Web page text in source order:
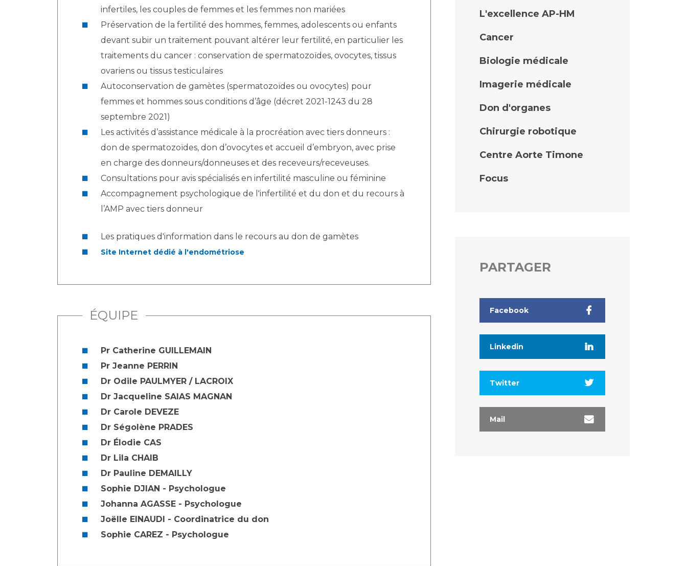
infertiles, les couples de femmes et les femmes non mariées
Préservation de la fertilité des hommes, femmes, adolescents ou enfants
devant subir un traitement pouvant altérer leur fertilité, en particulier les
traitements du cancer : conservation de spermatozoïdes, ovocytes, tissus
ovariens ou tissus testiculaires
Autoconservation de gamètes (spermatozoïdes ou ovocytes) pour
femmes et hommes sous conditions d’âge (décret 2021-1243 du 28
septembre 2021)
Les activités d’assistance médicale à la procréation avec tiers donneurs :
don de spermatozoïdes, don d’ovocytes et accueil d’embryon, avec prise
en charge des donneurs/donneuses et des receveurs/receveuses.
Consultations pour avis spécialisés en infertilité masculine ou féminine
Accompagnement psychologique de l'infertilité et du don et du recours à
l’AMP avec tiers donneur
Les pratiques d'information dans le recours au don de gamètes
Site Internet dédié à l'endométriose
ÉQUIPE
Pr Catherine GUILLEMAIN
Pr Jeanne PERRIN
Dr Odile PAULMYER / LACROIX
Dr Jacqueline SAIAS MAGNAN
Dr Carole DEVEZE
Dr Ségolène PRADES
Dr Élodie CAS
Dr Lila CHAIB
Dr Pauline DEMAILLY
Sophie DJIAN - Psychologue
Johanna AGASSE - Psychologue
Joëlle EINAUDI - Coordinatrice du don
Sophie CAREZ - Psychologue
L'excellence AP-HM
Cancer
Biologie médicale
Imagerie médicale
Don d'organes
Chirurgie robotique
Centre Aorte Timone
Focus
PARTAGER
Facebook
Linkedin
Twitter
Mail